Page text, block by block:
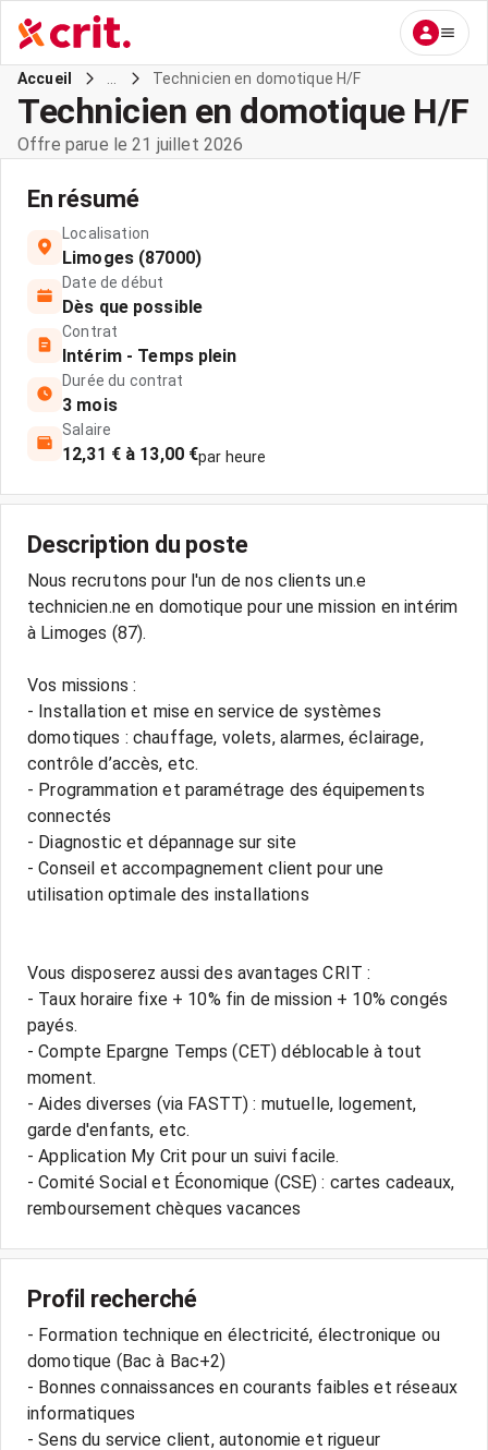
Accueil Technicien en domotique H/F
Technicien en domotique H/F
Offre parue le 21 juillet 2026
En résumé
Localisation
Limoges (87000)
Date de début
Dès que possible
Contrat
Intérim - Temps plein
Durée du contrat
3 mois
Salaire
12,31 € à 13,00 €par heure
Description du poste
Nous recrutons pour l'un de nos clients un.e
technicien.ne en domotique pour une mission en intérim
à Limoges (87).
Vos missions :
- Installation et mise en service de systèmes
domotiques : chauffage, volets, alarmes, éclairage,
contrôle d’accès, etc.
- Programmation et paramétrage des équipements
connectés
- Diagnostic et dépannage sur site
- Conseil et accompagnement client pour une
utilisation optimale des installations
Vous disposerez aussi des avantages CRIT :
- Taux horaire fixe + 10% fin de mission + 10% congés
payés.
- Compte Epargne Temps (CET) déblocable à tout
moment.
- Aides diverses (via FASTT) : mutuelle, logement,
garde d'enfants, etc.
- Application My Crit pour un suivi facile.
- Comité Social et Économique (CSE) : cartes cadeaux,
remboursement chèques vacances
Profil recherché
- Formation technique en électricité, électronique ou
domotique (Bac à Bac+2)
- Bonnes connaissances en courants faibles et réseaux
informatiques
- Sens du service client, autonomie et rigueur